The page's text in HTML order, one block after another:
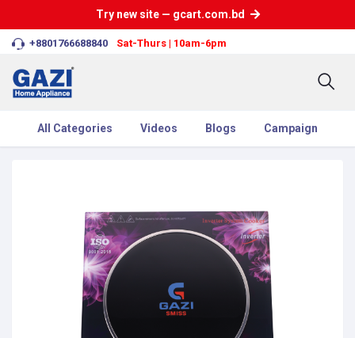
Try new site — gcart.com.bd
+8801766688840 Sat-Thurs | 10am-6pm
All Categories Videos Blogs Campaign